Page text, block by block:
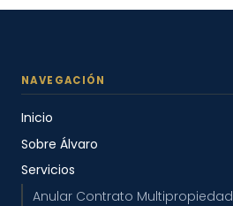
Inicio
Sobre Álvaro
Servicios
Anular Contrato Multipropiedad